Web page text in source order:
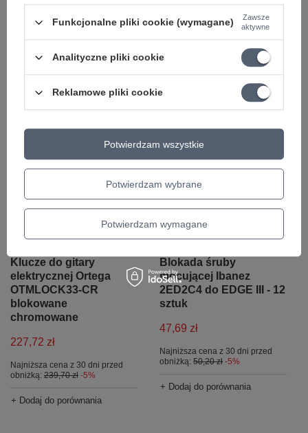
Tuleja ramienia tremolo
Ibanez 2ZR2-12 czarna
Stół lutniczy bukowy
Premium Superb 1700
+ Dodaj do porównania
Klucze do gitary
elektrycznej Ortega
OTMLOCK33-CR
blokowane
chromowane
227,72 zł
Najniższa cena z 30 dni przed
obniżką: 239,70 zł -5%
+ Dodaj do porównania
Blokada śruby
mocującej Ibanez
2ED2C4 do EDGE III - 12
sztuk
47,69 zł
Najniższa cena z 30 dni przed
obniżką: 50,20 zł -5%
+ Dodaj do porównania
Funkcjonalne pliki cookie (wymagane)
Zawsze
aktywne
Analityczne pliki cookie
Reklamowe pliki cookie
Potwierdzam wybrane
Potwierdzam wymagane
Potwierdzam wszystkie